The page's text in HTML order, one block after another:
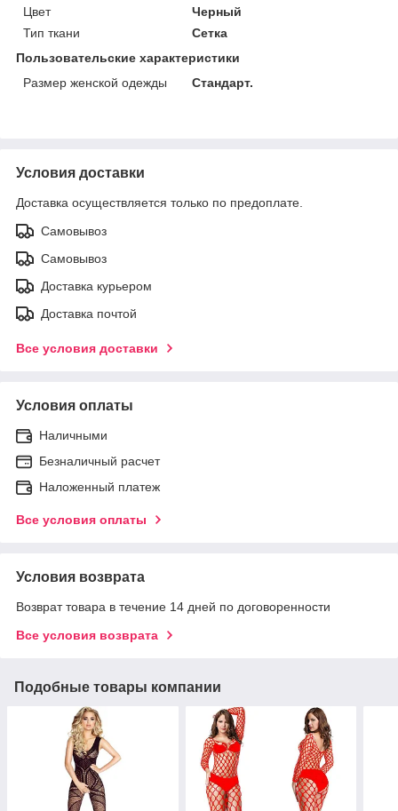
Цвет
Черный
Тип ткани
Сетка
Пользовательские характеристики
Размер женской одежды
Стандарт.
Условия доставки
Доставка осуществляется только по предоплате.
Самовывоз
Самовывоз
Доставка курьером
Доставка почтой
Все условия доставки
Условия оплаты
Наличными
Безналичный расчет
Наложенный платеж
Все условия оплаты
Условия возврата
Возврат товара в течение 14 дней по договоренности
Все условия возврата
Подобные товары компании